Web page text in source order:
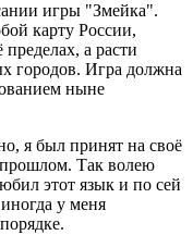
игры "Змейка".
карту России,
а расти
городов. Игра должна
ныне
я был принят на своё
прошлом. Так волею
этот язык и по сей
у меня